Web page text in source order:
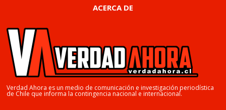
ACERCA DE
Verdad Ahora es un medio de comunicación e investigación periodística
de Chile que informa la contingencia nacional e internacional.